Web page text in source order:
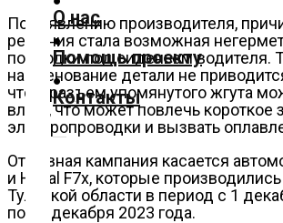
Слово
читателя
Блокчейн
О
нас
Помощь
проекту
Контакты
О нас
Помощь проекту
Контакты
По заявлению производителя,
решения стала возможная
подводки под сиденьем водителя.
наименование детали не
что в разъем упомянутого жгута
влага, что может повлечь короткое
электропроводки и вызвать
Отзывная кампания касается
и Haval F7x, которые
Тульской области в период с 1
по 27 декабря 2023 года.